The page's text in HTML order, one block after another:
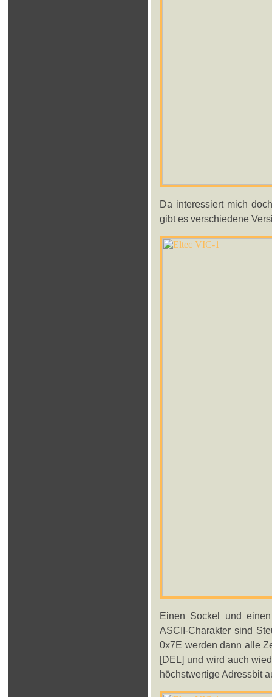
Da interessiert mich
gibt es verschiedene
Einen Sockel und
ASCII-Charakter sind
0x7E werden dann alle
[DEL] und wird auch
höchstwertige Adressbit